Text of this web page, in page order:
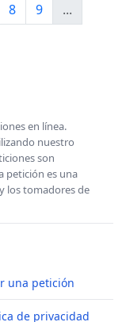
8 9
...
en línea.
nuestro
son
petición es una
los tomadores de
una petición
de privacidad